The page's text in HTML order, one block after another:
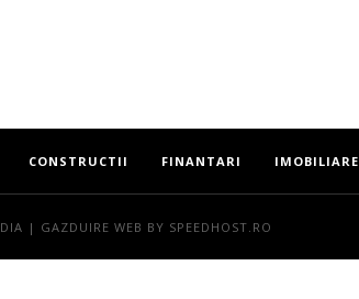
CONSTRUCTII FINANTARI IMOBILIARE
| GAZDUIRE WEB BY SPEEDHOST.RO